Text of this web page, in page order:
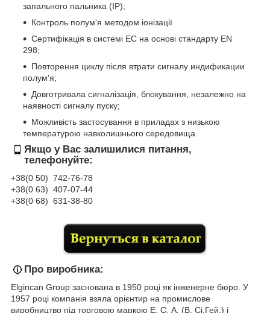
запального пальника (IP);
Контроль полум'я методом іонізації
Сертифікація в системі EC на основі стандарту EN
298;
Повторення циклу після втрати сигналу индификации
полум'я;
Довготривала сигналізація, блокування, незалежно на
наявності сигналу пуску;
Можливість застосування в приладах з низькою
температурою навколишнього середовища.
Якщо у Вас залишилися питання,
телефонуйте:
+38(0 50) 742-76-78
+38(0 63) 407-07-44
+38(0 68) 631-38-80
Про виробника:
Elgincan Group заснована в 1950 році як інженерне бюро. У
1957 році компанія взяла орієнтир на промислове
виробництво під торговою маркою Е. С. А. (В. Сі.Гей.) і